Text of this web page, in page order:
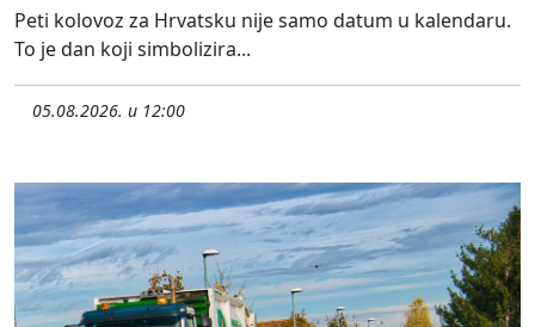
Peti kolovoz za Hrvatsku nije samo datum u kalendaru.
To je dan koji simbolizira...
05.08.2026. u 12:00